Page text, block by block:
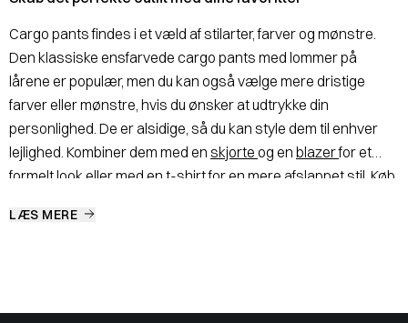
herregarderobe.
Cargo pants findes i et væld af stilarter, farver og mønstre.
Den klassiske ensfarvede cargo pants med lommer på
lårene er populær, men du kan også vælge mere dristige
farver eller mønstre, hvis du ønsker at udtrykke din
personlighed. De er alsidige, så du kan style dem til enhver
lejlighed. Kombiner dem med en skjorte og en blazerfor et
formelt look eller med en t-shirtfor en mere afslappet stil. Køb
for bukser til arbejde, en aften i byen eller en afslappet
LÆS MERE